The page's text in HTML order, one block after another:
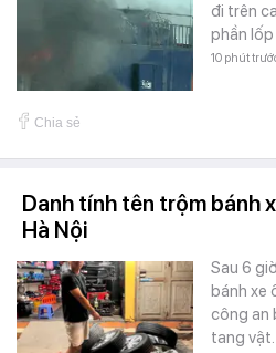
đi trên
phần lốp
10 phút
Chia sẻ
Danh tính tên trộm bánh
Hà Nội
Sau 6
bánh xe
công an
tang vật.